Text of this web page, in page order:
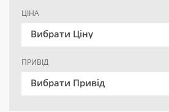
ЦІНА
Вибрати Ціну
ПРИВІД
Вибрати Привід